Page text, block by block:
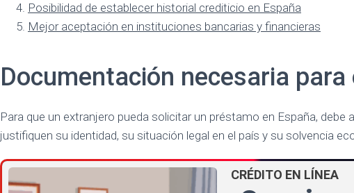
Posibilidad de establecer historial crediticio en España
Mejor aceptación en instituciones bancarias y financieras
Documentación necesaria
Para que un extranjero pueda solicitar un préstamo en España,
justifiquen su identidad, su situación legal en el país y su solvencia
CRÉDITO EN LÍNEA